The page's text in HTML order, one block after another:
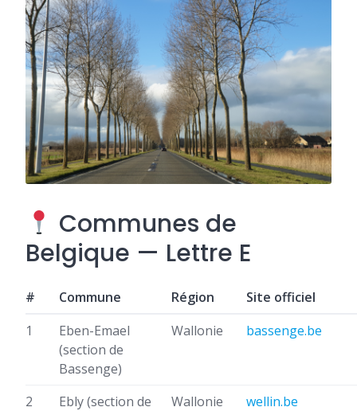
Communes de
Belgique — Lettre E
# Commune Région
Site officiel
1
Eben-Emael
(section de
Bassenge)
Wallonie bassenge.be
2 Ebly(section de
Wallonie wellin.be